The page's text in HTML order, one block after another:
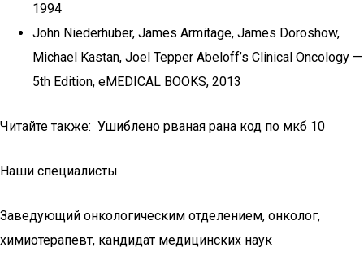
1994
John Niederhuber, James Armitage, James Doroshow,
Michael Kastan, Joel Tepper Abeloff’s Clinical Oncology —
5th Edition, eMEDICAL BOOKS, 2013
Читайте также: Ушиблено рваная рана код по мкб 10
Наши специалисты
Заведующий онкологическим отделением, онколог,
химиотерапевт, кандидат медицинских наук